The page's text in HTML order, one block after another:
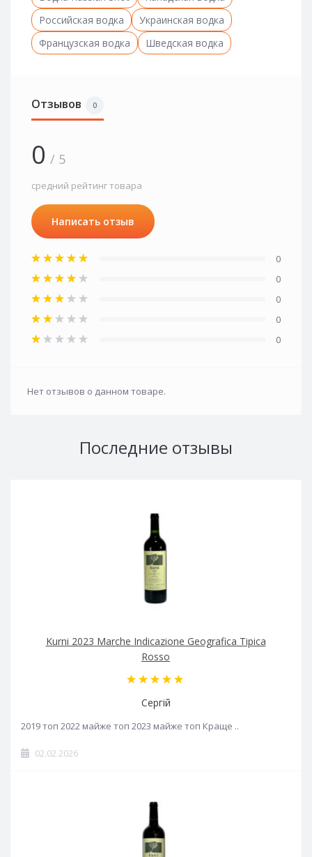
Российская водка
Украинская водка
Французская водка
Шведская водка
Отзывов 0
0 / 5
средний рейтинг товара
Написать отзыв
0
0
0
0
0
Нет отзывов о данном товаре.
Последние отзывы
Kurni 2023 Marche Indicazione Geografica Tipica
Rosso
Сергій
2019 топ 2022 майже топ 2023 майже топ Краще ..
02.02.2026